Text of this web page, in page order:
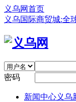
义乌网首页
义乌国际商贸城:全
密码
新闻中心义乌